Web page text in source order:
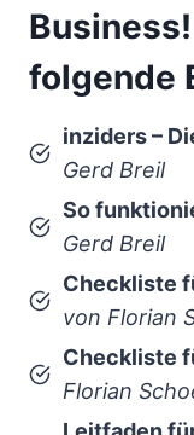
folgende
inziders –
Gerd Breil
So
Gerd Breil
Checkliste
von Florian
Checkliste
Florian